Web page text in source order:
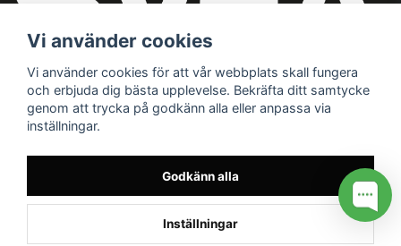
Vi använder cookies
Vi använder cookies för att vår webbplats skall fungera
och erbjuda dig bästa upplevelse. Bekräfta ditt samtycke
genom att trycka på godkänn alla eller anpassa via
inställningar.
Godkänn alla
Inställningar